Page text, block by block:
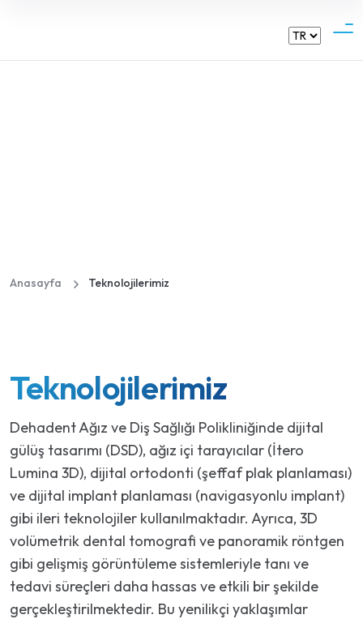
Anasayfa Teknolojilerimiz
Teknolojilerimiz
Dehadent Ağız ve Diş Sağlığı Polikliniğinde dijital
gülüş tasarımı (DSD), ağız içi tarayıcılar (İtero
Lumina 3D), dijital ortodonti (şeffaf plak planlaması)
ve dijital implant planlaması (navigasyonlu implant)
gibi ileri teknolojiler kullanılmaktadır. Ayrıca, 3D
volümetrik dental tomografi ve panoramik röntgen
gibi gelişmiş görüntüleme sistemleriyle tanı ve
tedavi süreçleri daha hassas ve etkili bir şekilde
gerçekleştirilmektedir. Bu yenilikçi yaklaşımlar